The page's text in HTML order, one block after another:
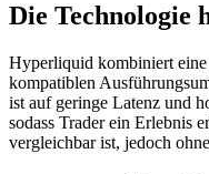
Die
Hyperliquid kombiniert
kompatiblen
ist auf geringe Latenz und
sodass Trader ein Erlebnis
vergleichbar ist, jedoch